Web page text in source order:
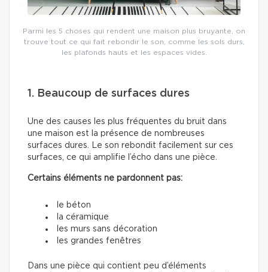
Parmi les 5 choses qui rendent une maison plus bruyante, on
trouve tout ce qui fait rebondir le son, comme les sols durs,
les plafonds hauts et les espaces vides.
1. Beaucoup de surfaces dures
Une des causes les plus fréquentes du bruit dans
une maison est la présence de nombreuses
surfaces dures. Le son rebondit facilement sur ces
surfaces, ce qui amplifie l’écho dans une pièce.
Certains éléments ne pardonnent pas:
le béton
la céramique
les murs sans décoration
les grandes fenêtres
Dans une pièce qui contient peu d’éléments